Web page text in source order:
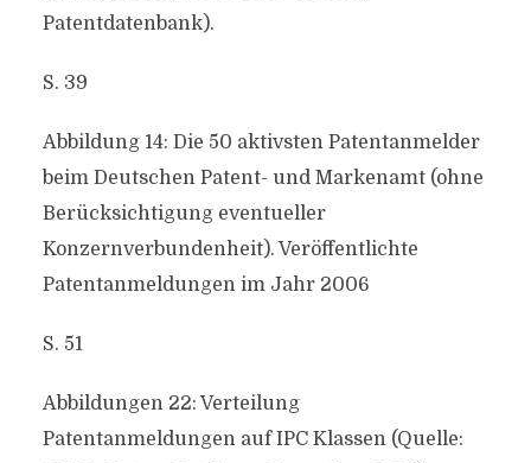
Patentdatenbank).
S. 39
Abbildung 14: Die 50 aktivsten Patentanmelder
beim Deutschen Patent- und Markenamt (ohne
Berücksichtigung eventueller
Konzernverbundenheit). Veröffentlichte
Patentanmeldungen im Jahr 2006
S. 51
Abbildungen 22: Verteilung
Patentanmeldungen auf IPC Klassen (Quelle: